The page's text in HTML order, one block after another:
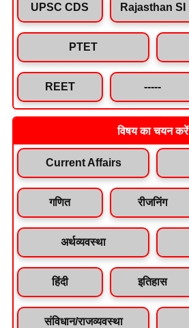
UPSC CDS Rajasthan SI
PTET
REET -----
विषय का चयन करें
Current Affairs
गणित रीजनिंग
अर्थव्यवस्था
हिंदी इतिहास
संविधान/राजव्यवस्था